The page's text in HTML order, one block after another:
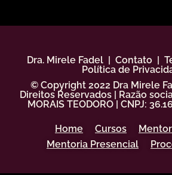
Dra. Mirele Fadel| Contato |
Política de
© Copyright 2022 Dra Mirele
Direitos Reservados | Razão
MORAIS TEODORO | CNPJ:
Home Cursos
Mentoria Presencial